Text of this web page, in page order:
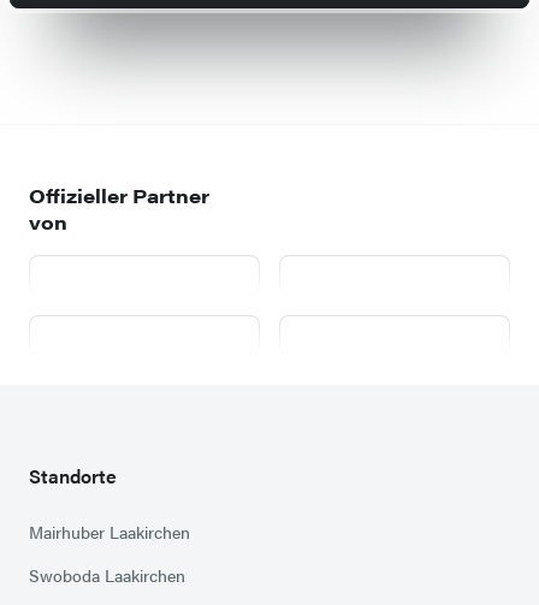
Offizieller Partner
von
Standorte
Mairhuber Laakirchen
Swoboda Laakirchen